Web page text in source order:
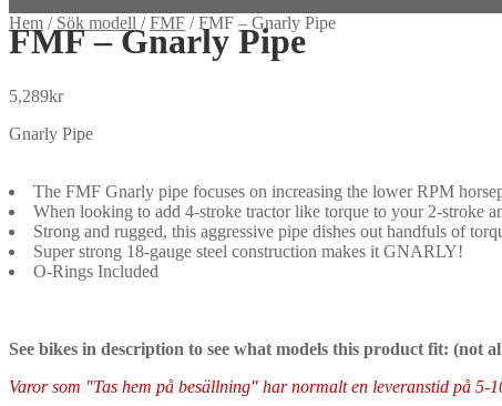
Hem / Sök modell /FMF /FMF – Gnarly Pipe
FMF – Gnarly Pipe
5,289kr
Gnarly Pipe
The FMF Gnarly pipe focuses on increasing the lower RPM
When looking to add 4-stroke tractor like torque to your 2-stroke
Strong and rugged, this aggressive pipe dishes out handfuls of
Super strong 18-gauge steel construction makes it GNARLY!
O-Rings Included
See bikes in description to see what models this product fit: (not
Varor som "Tas hem på besällning" har normalt en leveranstid på